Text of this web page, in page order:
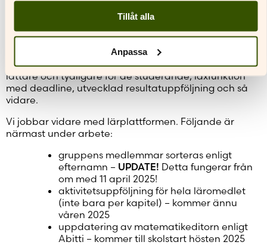
Tillåt alla
Anpassa
3) LÄRPLATTFORMEN
Vi gjorde en liten uppdatering i början av året och en
stor uppdatering 28 mars 2025. Uppdateringarna
riktade sig entydigt mot de funktioner som ni
matematiklärare i enkäten önskat att vi uppdaterar:
lättare och tydligare för de studerande, läxfunktion
med deadline, utvecklad resultatuppföljning och så
vidare.
Vi jobbar vidare med lärplattformen. Följande är
närmast under arbete:
gruppens medlemmar sorteras enligt
efternamn – UPDATE! Detta fungerar från
om med 11 april 2025!
aktivitetsuppföljning för hela läromedlet
(inte bara per kapitel) – kommer ännu
våren 2025
uppdatering av matematikeditorn enligt
Abitti – kommer till skolstart hösten 2025